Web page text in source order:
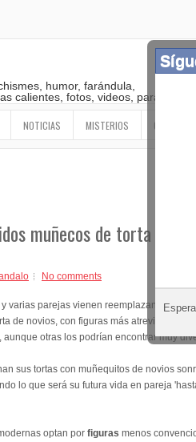
humor, farándula,
calientes, fotos, videos, paranormal
NOTICIAS MISTERIOS OTROS
muñecos de torta para
No comments
varias parejas vienen reemplazando los
de novios, con figuras más atrevidas que
otras los podrían encontrar muy
sus tortas con muñequitos de novios
lo que será su futura vida en pareja
optan por figuras menos